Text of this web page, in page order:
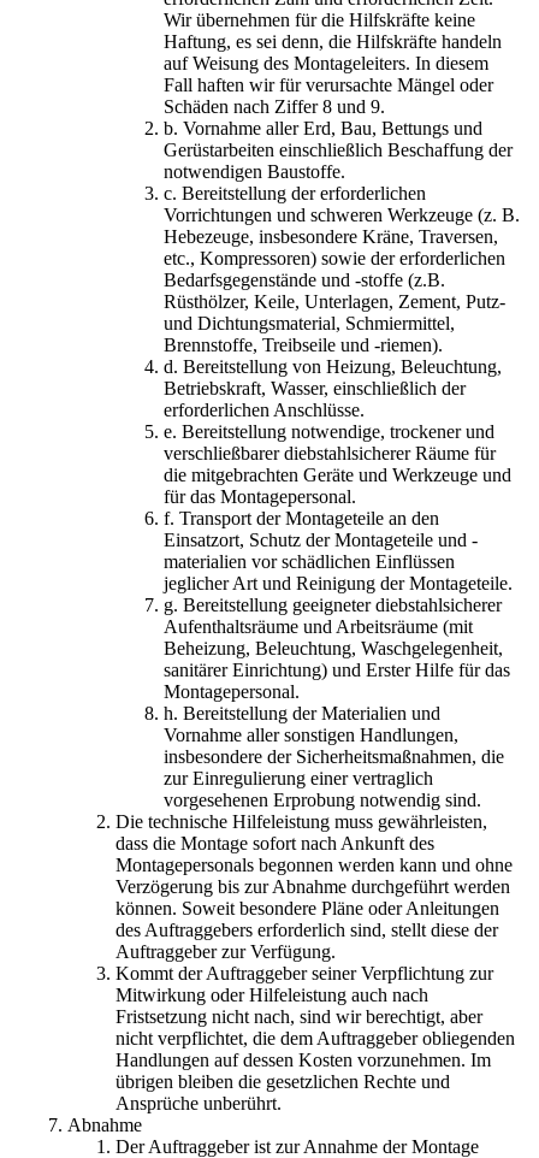
Wir übernehmen für die Hilfskräfte keine
Haftung, es sei denn, die Hilfskräfte handeln
auf Weisung des Montageleiters. In diesem
Fall haften wir für verursachte Mängel oder
Schäden nach Ziffer 8 und 9.
b. Vornahme aller Erd, Bau, Bettungs und
Gerüstarbeiten einschließlich Beschaffung der
notwendigen Baustoffe.
c. Bereitstellung der erforderlichen
Vorrichtungen und schweren Werkzeuge (z. B.
Hebezeuge, insbesondere Kräne, Traversen,
etc., Kompressoren) sowie der erforderlichen
Bedarfsgegenstände und -stoffe (z.B.
Rüsthölzer, Keile, Unterlagen, Zement, Putz-
und Dichtungsmaterial, Schmiermittel,
Brennstoffe, Treibseile und -riemen).
d. Bereitstellung von Heizung, Beleuchtung,
Betriebskraft, Wasser, einschließlich der
erforderlichen Anschlüsse.
e. Bereitstellung notwendige, trockener und
verschließbarer diebstahlsicherer Räume für
die mitgebrachten Geräte und Werkzeuge und
für das Montagepersonal.
f. Transport der Montageteile an den
Einsatzort, Schutz der Montageteile und -
materialien vor schädlichen Einflüssen
jeglicher Art und Reinigung der Montageteile.
g. Bereitstellung geeigneter diebstahlsicherer
Aufenthaltsräume und Arbeitsräume (mit
Beheizung, Beleuchtung, Waschgelegenheit,
sanitärer Einrichtung) und Erster Hilfe für das
Montagepersonal.
h. Bereitstellung der Materialien und
Vornahme aller sonstigen Handlungen,
insbesondere der Sicherheitsmaßnahmen, die
zur Einregulierung einer vertraglich
vorgesehenen Erprobung notwendig sind.
Die technische Hilfeleistung muss gewährleisten,
dass die Montage sofort nach Ankunft des
Montagepersonals begonnen werden kann und ohne
Verzögerung bis zur Abnahme durchgeführt werden
können. Soweit besondere Pläne oder Anleitungen
des Auftraggebers erforderlich sind, stellt diese der
Auftraggeber zur Verfügung.
Kommt der Auftraggeber seiner Verpflichtung zur
Mitwirkung oder Hilfeleistung auch nach
Fristsetzung nicht nach, sind wir berechtigt, aber
nicht verpflichtet, die dem Auftraggeber obliegenden
Handlungen auf dessen Kosten vorzunehmen. Im
übrigen bleiben die gesetzlichen Rechte und
Ansprüche unberührt.
Abnahme
Der Auftraggeber ist zur Annahme der Montage